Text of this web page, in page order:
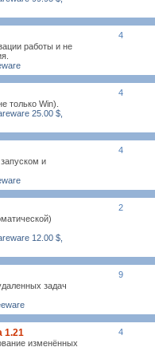
работы и не
4
только Win).
25.00 $,
4
и
4
12.00 $,
2
задач
9
1.21
изменённых
4